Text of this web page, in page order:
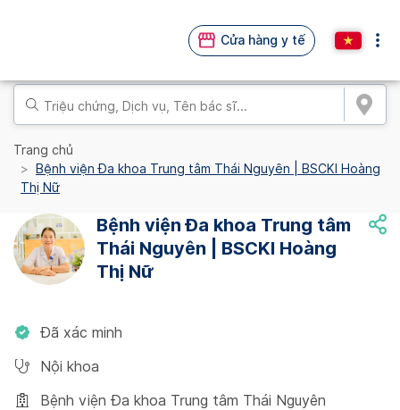
Cửa hàng y tế
Trang chủ
Bệnh viện Đa khoa Trung tâm Thái Nguyên | BSCKI Hoàng
Thị Nữ
Bệnh viện Đa khoa Trung tâm
Thái Nguyên | BSCKI Hoàng
Thị Nữ
Đã xác minh
Nội khoa
Bệnh viện Đa khoa Trung tâm Thái Nguyên